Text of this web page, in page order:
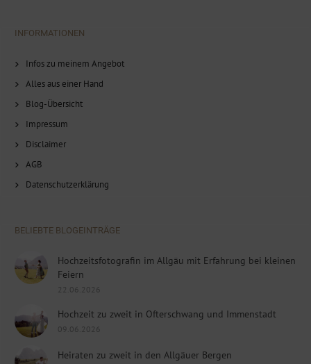
INFORMATIONEN
Infos zu meinem Angebot
Alles aus einer Hand
Blog-Übersicht
Impressum
Disclaimer
AGB
Datenschutzerklärung
BELIEBTE BLOGEINTRÄGE
Hochzeitsfotografin im Allgäu mit Erfahrung bei kleinen
Feiern
22.06.2026
Hochzeit zu zweit in Ofterschwang und Immenstadt
09.06.2026
Heiraten zu zweit in den Allgäuer Bergen